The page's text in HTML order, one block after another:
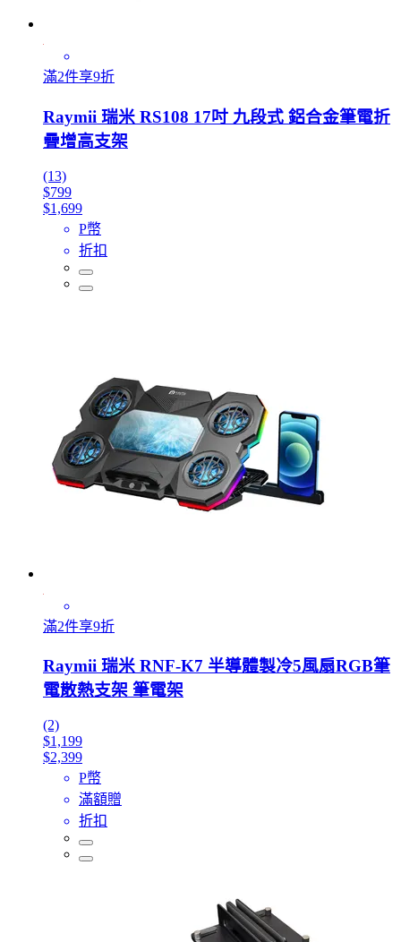
滿2件享9折
Raymii 瑞米 RS108 17吋 九段式 鋁合金筆電折
疊增高支架
(13)
$799
$1,699
P幣
折扣
滿2件享9折
Raymii 瑞米 RNF-K7 半導體製冷5風扇RGB筆
電散熱支架 筆電架
(2)
$1,199
$2,399
P幣
滿額贈
折扣